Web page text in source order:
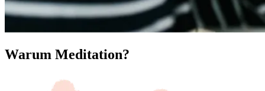
Warum Meditation?